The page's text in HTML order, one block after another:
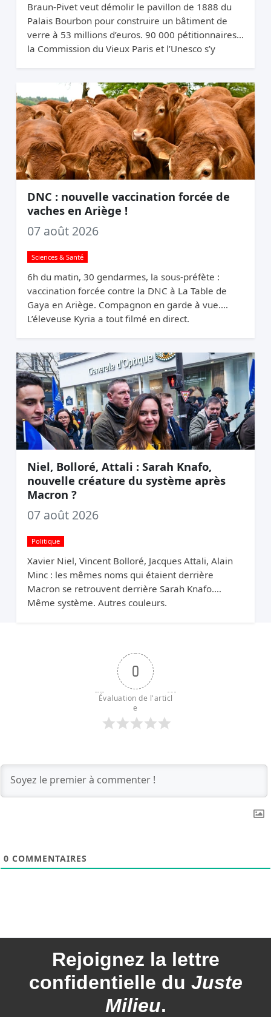
Braun-Pivet veut démolir le pavillon de 1888 du
Palais Bourbon pour construire un bâtiment de
verre à 53 millions d’euros. 90 000 pétitionnaires,
la Commission du Vieux Paris et l’Unesco s’y
DNC : nouvelle vaccination forcée de
vaches en Ariège !
07 août 2026
Sciences & Santé
6h du matin, 30 gendarmes, la sous-préfète :
vaccination forcée contre la DNC à La Table de
Gaya en Ariège. Compagnon en garde à vue.
L’éleveuse Kyria a tout filmé en direct.
Niel, Bolloré, Attali : Sarah Knafo,
nouvelle créature du système après
Macron ?
07 août 2026
Politique
Xavier Niel, Vincent Bolloré, Jacques Attali, Alain
Minc : les mêmes noms qui étaient derrière
Macron se retrouvent derrière Sarah Knafo.
Même système. Autres couleurs.
0
Évaluation de l'articl
e
0 COMMENTAIRES
Rejoignez la lettre
confidentielle du Juste
Milieu.